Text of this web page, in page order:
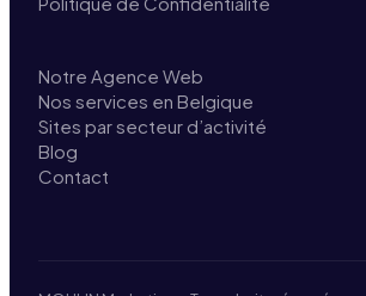
Notre Agence Web
Nos services en Belgique
Sites par secteur d’activité
Blog
Contact